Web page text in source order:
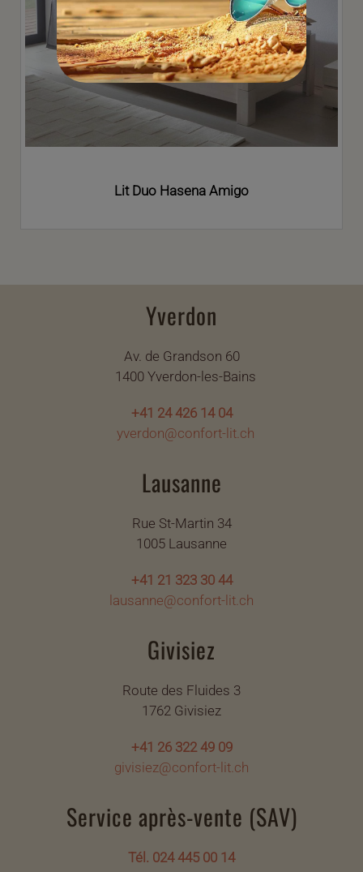
Lit Duo Hasena Amigo
Yverdon
Av. de Grandson 60
1400 Yverdon-les-Bains
+41 24 426 14 04
yverdon@confort-lit.ch
Lausanne
Rue St-Martin 34
1005 Lausanne
+41 21 323 30 44
lausanne@confort-lit.ch
Givisiez
Route des Fluides 3
1762 Givisiez
+41 26 322 49 09
givisiez@confort-lit.ch
Service après-vente (SAV)
Tél. 024 445 00 14